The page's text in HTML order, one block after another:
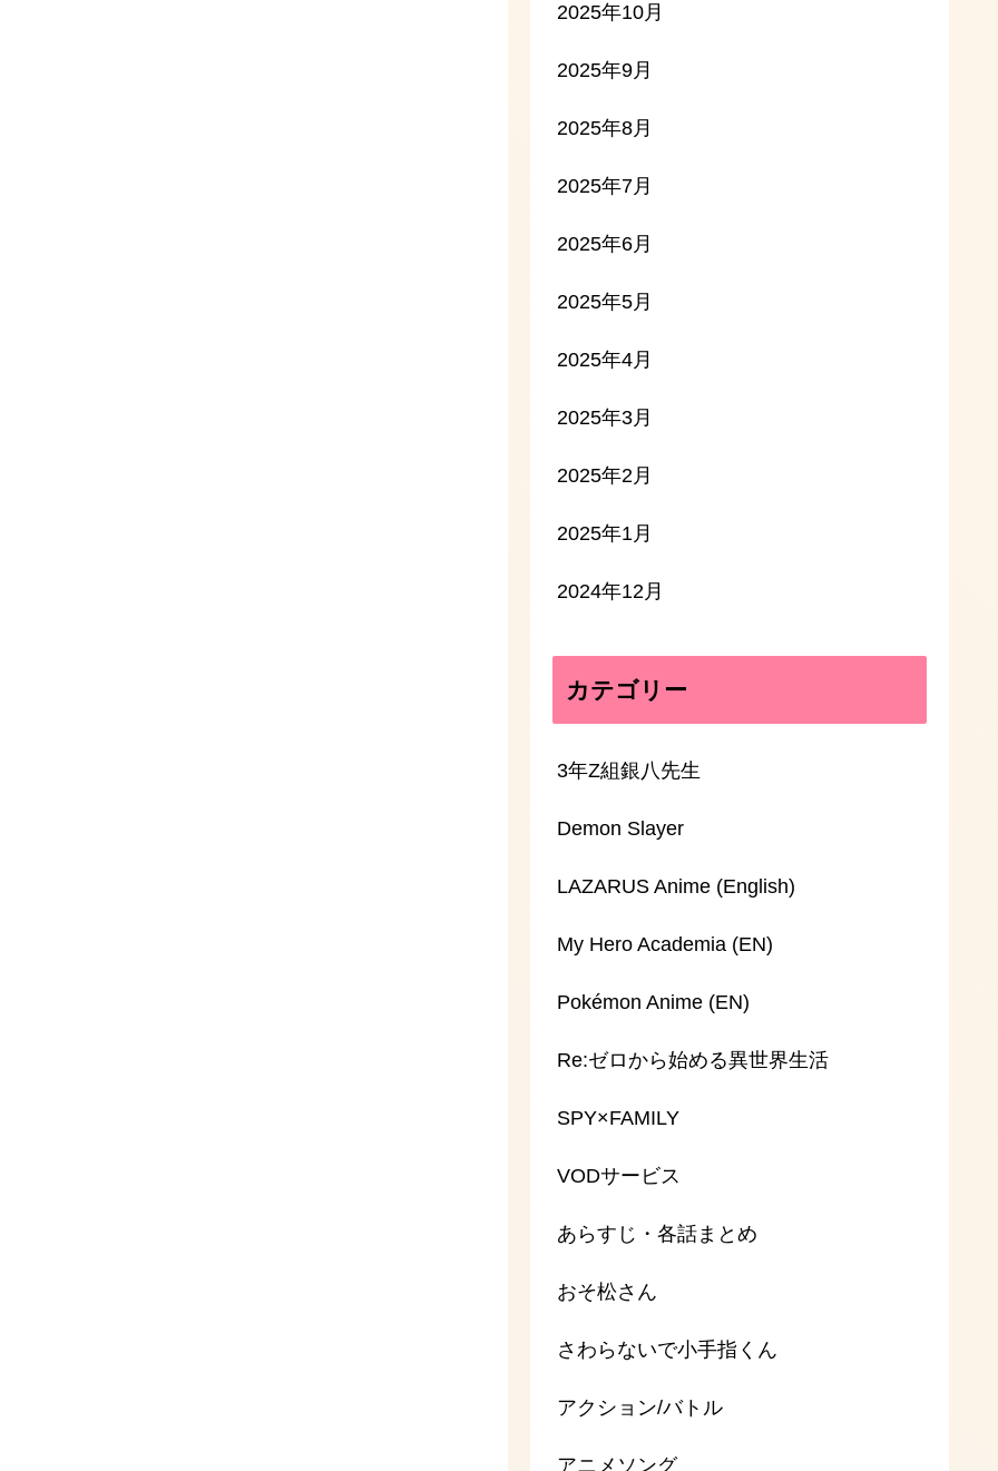
2025年10月
2025年9月
2025年8月
2025年7月
2025年6月
2025年5月
2025年4月
2025年3月
2025年2月
2025年1月
2024年12月
カテゴリー
3年Z組銀八先生
Demon Slayer
LAZARUS Anime (English)
My Hero Academia (EN)
Pokémon Anime (EN)
Re:ゼロから始める異世界生活
SPY×FAMILY
VODサービス
あらすじ・各話まとめ
おそ松さん
さわらないで小手指くん
アクション/バトル
アニメソング